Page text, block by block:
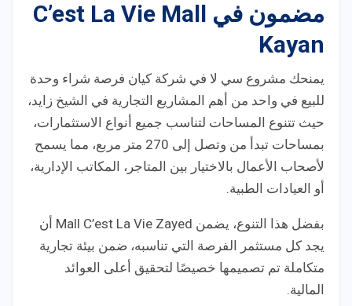
مضمون في C’est La Vie Mall
Kayan
يمنحك مشروع سي لا في شركة كيان فرصة شراء وحدة
للبيع في واحد من أهم المشاريع التجارية في الشيخ زايد،
حيث تتنوع المساحات لتناسب جميع أنواع الاستثمارات،
بمساحات تبدأ من وتصل إلى 270 متر مربع، مما يسمح
لأصحاب الأعمال بالاختيار بين المتاجر، المكاتب الإدارية،
أو العيادات الطبية.
بفضل هذا التنوع، يضمن Mall C’est La Vie Zayed أن
يجد كل مستثمر الفرصة التي تناسبه، ضمن بيئة تجارية
متكاملة تم تصميمها خصيصًا لتحقيق أعلى العوائد
المالية.